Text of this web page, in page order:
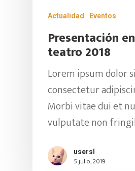
Actualidad Eventos
Presentación
teatro 2018
Lorem ipsum dolor
consectetur
Morbi vitae dui et
vulputate non
usersl
5 julio, 2019